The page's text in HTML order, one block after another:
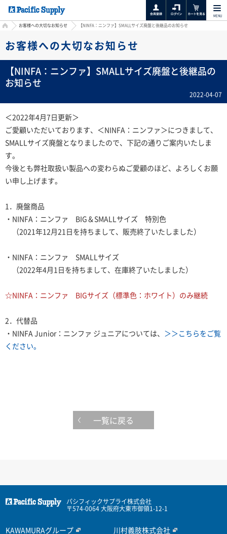
MENU
HOMEお客様への大切なお知らせ 【NINFA：ニンファ】SMALLサイズ廃盤と後継品のお知らせ
お客様への大切なお知らせ
【NINFA：ニンファ】SMALLサイズ廃盤と後継品の
お知らせ
2022-04-07
＜2022年4月7日更新＞
ご愛顧いただいております、＜NINFA：ニンファ＞につきまして、
SMALLサイズ廃盤となりましたので、下記の通りご案内いたしま
す。
今後とも弊社取扱い製品への変わらぬご愛顧のほど、よろしくお願
い申し上げます。
1．廃盤商品
・NINFA：ニンファ BIG＆SMALLサイズ 特別色
（2021年12月21日を持ちまして、販売終了いたしました）
・NINFA：ニンファ SMALLサイズ
（2022年4月1日を持ちまして、在庫終了いたしました）
☆NINFA：ニンファ BIGサイズ（標準色：ホワイト）のみ継続
2．代替品
・NINFA Junior：ニンファ ジュニアについては、 ＞＞こちらをご覧
ください。
一覧に戻る
パシフィックサプライ株式会社
〒574-0064 大阪府大東市御領1-12-1
KAWAMURAグループ 川村義肢株式会社